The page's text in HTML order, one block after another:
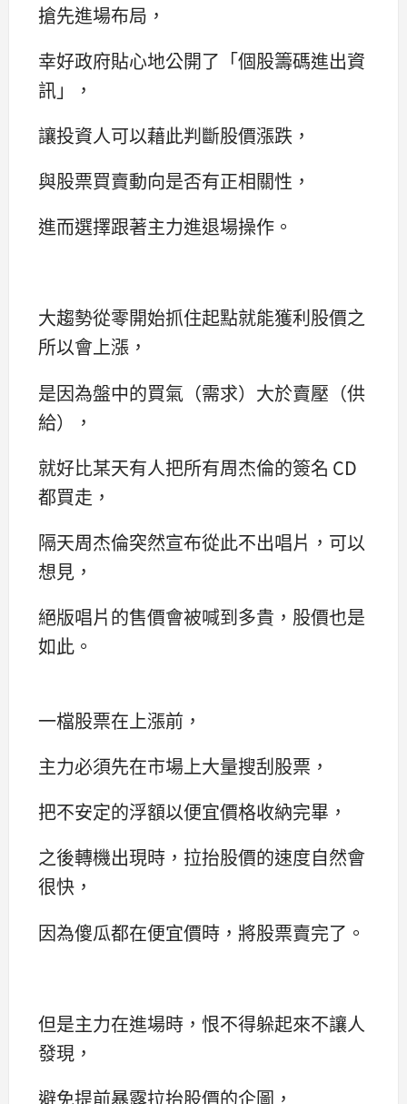
搶先進場布局，
幸好政府貼心地公開了「個股籌碼進出資
訊」，
讓投資人可以藉此判斷股價漲跌，
與股票買賣動向是否有正相關性，
進而選擇跟著主力進退場操作。
大趨勢從零開始抓住起點就能獲利股價之
所以會上漲，
是因為盤中的買氣（需求）大於賣壓（供
給），
就好比某天有人把所有周杰倫的簽名 CD
都買走，
隔天周杰倫突然宣布從此不出唱片，可以
想見，
絕版唱片的售價會被喊到多貴，股價也是
如此。
一檔股票在上漲前，
主力必須先在市場上大量搜刮股票，
把不安定的浮額以便宜價格收納完畢，
之後轉機出現時，拉抬股價的速度自然會
很快，
因為傻瓜都在便宜價時，將股票賣完了。
但是主力在進場時，恨不得躲起來不讓人
發現，
避免提前暴露拉抬股價的企圖，